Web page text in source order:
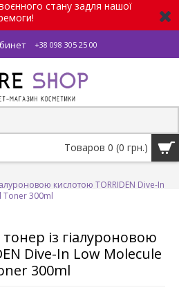
стану задля нашої
+38 098 305 25 00
Товаров 0 (0 грн.)
кислотою TORRIDEN Dive-In
Toner 300ml
із гіалуроновою
Dive-In Low Molecule
300ml